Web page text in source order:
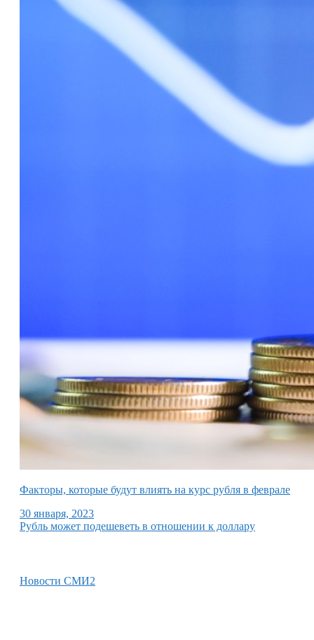
Факторы, которые будут влиять на курс рубля в феврале
30 января, 2023
Рубль может подешеветь в отношении к доллару
Новости СМИ2